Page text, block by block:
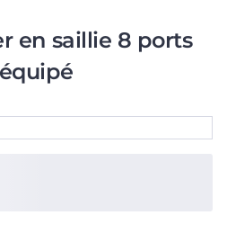
en saillie 8 ports